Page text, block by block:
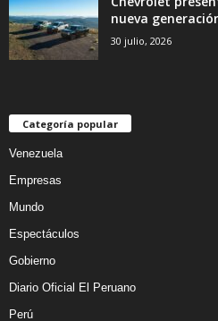
nueva
30 julio, 2026
Categoría popular
Venezuela
Empresas
Mundo
Espectáculos
Gobierno
Diario Oficial El Peruano
Perú